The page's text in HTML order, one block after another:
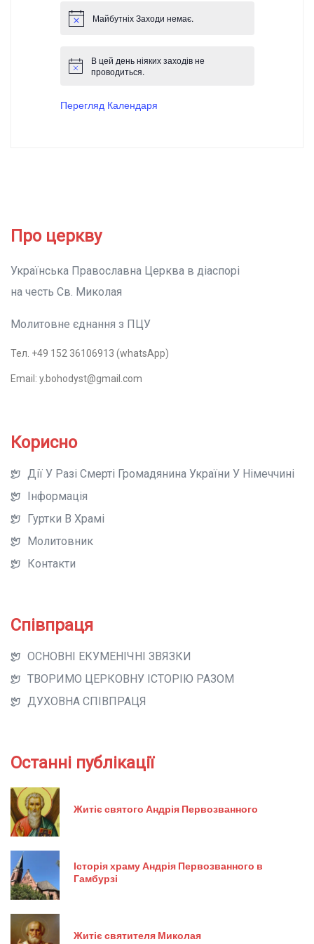
Майбутніх Заходи немає.
В цей день ніяких заходів не
проводиться.
Перегляд Календаря
Про церкву
Українська Православна Церква в діаспорі
на честь Св. Миколая
Молитовне єднання з ПЦУ
Тел. +49 152 36106913 (whatsApp)
Email: y.bohodyst@gmail.com
Корисно
Дії У Разі Смерті Громадянина України У Німеччині
Інформація
Гуртки В Храмі
Молитовник
Контакти
Співпраця
ОСНОВНІ ЕКУМЕНІЧНІ ЗВЯЗКИ
ТВОРИМО ЦЕРКОВНУ ІСТОРІЮ РАЗОМ
ДУХОВНА СПІВПРАЦЯ
Останні публікації
Житіє святого Андрія Первозванного
Історія храму Андрія Первозванного в
Гамбурзі
Житіє святителя Миколая